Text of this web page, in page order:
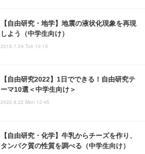
【自由研究・地学】地震の液状化現象を再現
しよう（中学生向け）
2018.7.24 Tue 10:15
【自由研究2022】1日でできる！自由研究テ
ーマ10選＜中学生向け＞
2022.8.22 Mon 12:45
【自由研究・化学】牛乳からチーズを作り、
タンパク質の性質を調べる（中学生向け）